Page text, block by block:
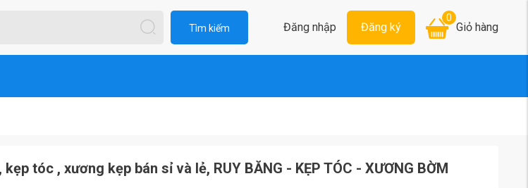
Tìm kiếm Đăng nhập Đăng ký
0
Giỏ hàng
tóc , xương kẹp bán sỉ và lẻ, RUY BĂNG - KẸP TÓC - XƯƠNG BỜM